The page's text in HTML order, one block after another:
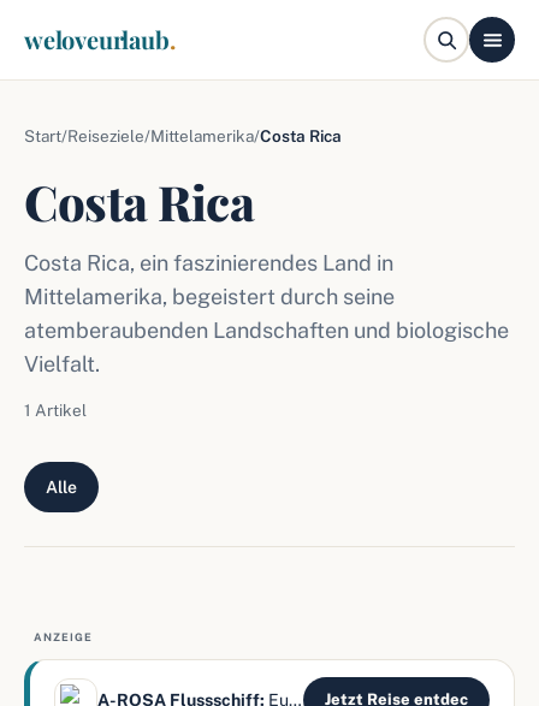
weloveurlaub.
Start/Reiseziele/Mittelamerika/Costa Rica
Costa Rica
Costa Rica, ein faszinierendes Land in
Mittelamerika, begeistert durch seine
atemberaubenden Landschaften und biologische
Vielfalt.
1 Artikel
Alle
ANZEIGE
A-ROSA Flussschiff: Europas Flüsse – alles inklusive Jetzt Reise entdec